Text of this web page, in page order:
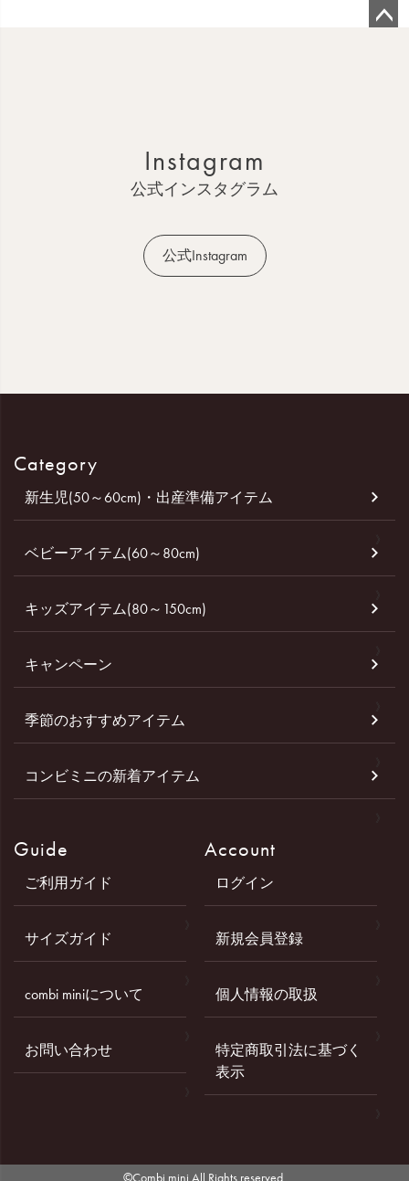
Instagram
公式インスタグラム
公式Instagram
Category
新生児(50～60cm)・出産準備アイテム
ベビーアイテム(60～80cm)
キッズアイテム(80～150cm)
キャンペーン
季節のおすすめアイテム
コンビミニの新着アイテム
Guide
ご利用ガイド
サイズガイド
combi miniについて
お問い合わせ
Account
ログイン
新規会員登録
個人情報の取扱
特定商取引法に基づく
表示
©Combi mini All Rights reserved.